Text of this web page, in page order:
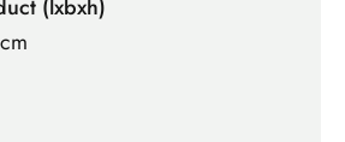
(lxbxh)